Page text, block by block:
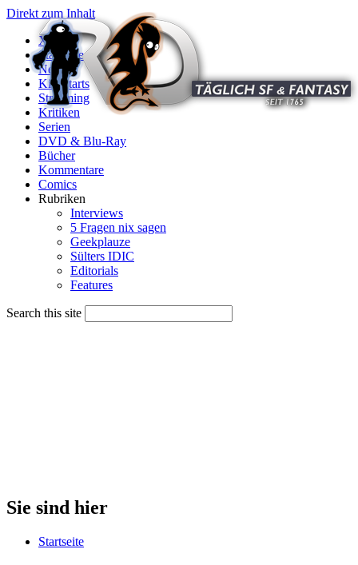
Direkt zum Inhalt
X
Startseite
News
Kinostarts
Streaming
Kritiken
Serien
DVD & Blu-Ray
Bücher
Kommentare
Comics
Rubriken
Interviews
5 Fragen nix sagen
Geekplauze
Sülters IDIC
Editorials
Features
Search this site
Sie sind hier
Startseite